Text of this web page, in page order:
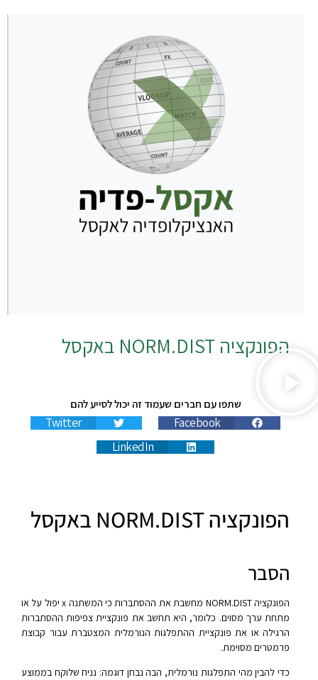
הפונקציה NORM.DIST באקסל
שתפו עם חברים שעמוד זה יכול לסייע להם
Facebook
Twitter
LinkedIn
הפונקציה NORM.DIST באקסל
הסבר
הפונקציה NORM.DIST מחשבת את ההסתברות כי המשתנה x יפול על או
מתחת ערך מסוים. כלומר, היא תחשב את פונקציית צפיפות ההסתברות
הרגילה או את פונקציית ההתפלגות הנורמלית המצטברת עבור קבוצת
פרמטרים מסוימת.
כדי להבין מהי התפלגות נורמלית, הבה נבחן דוגמה: נניח שלוקח בממוצע